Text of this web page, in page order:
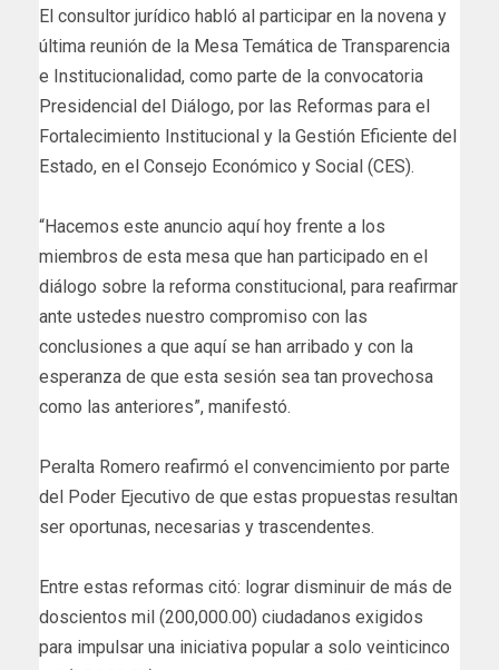
El consultor jurídico habló al participar en la novena y
última reunión de la Mesa Temática de Transparencia
e Institucionalidad, como parte de la convocatoria
Presidencial del Diálogo, por las Reformas para el
Fortalecimiento Institucional y la Gestión Eficiente del
Estado, en el Consejo Económico y Social (CES).
“Hacemos este anuncio aquí hoy frente a los
miembros de esta mesa que han participado en el
diálogo sobre la reforma constitucional, para reafirmar
ante ustedes nuestro compromiso con las
conclusiones a que aquí se han arribado y con la
esperanza de que esta sesión sea tan provechosa
como las anteriores”, manifestó.
Peralta Romero reafirmó el convencimiento por parte
del Poder Ejecutivo de que estas propuestas resultan
ser oportunas, necesarias y trascendentes.
Entre estas reformas citó: lograr disminuir de más de
doscientos mil (200,000.00) ciudadanos exigidos
para impulsar una iniciativa popular a solo veinticinco